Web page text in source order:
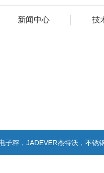
新闻中心 技
杰特沃，不锈钢地磅，防水台称